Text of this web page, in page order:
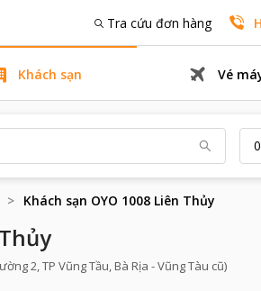
Tra cứu đơn hàng
Khách sạn Vé
Khách sạn OYO 1008 Liên Thủy
2, TP Vũng Tầu, Bà Rịa - Vũng Tàu cũ)